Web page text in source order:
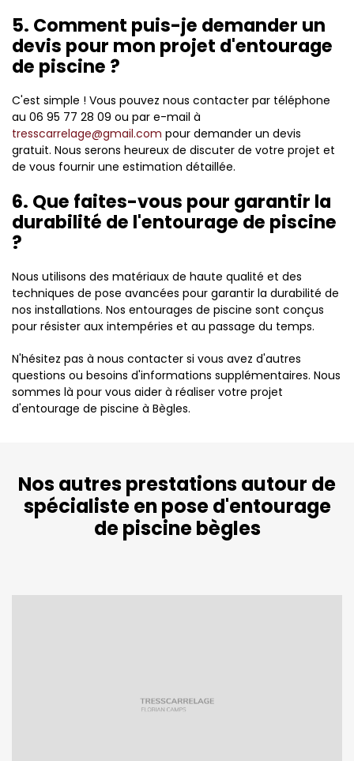
5. Comment puis-je demander un
devis pour mon projet d'entourage
de piscine ?
C'est simple ! Vous pouvez nous contacter par téléphone
au 06 95 77 28 09 ou par e-mail à
tresscarrelage@gmail.com pour demander un devis
gratuit. Nous serons heureux de discuter de votre projet et
de vous fournir une estimation détaillée.
6. Que faites-vous pour garantir la
durabilité de l'entourage de piscine
?
Nous utilisons des matériaux de haute qualité et des
techniques de pose avancées pour garantir la durabilité de
nos installations. Nos entourages de piscine sont conçus
pour résister aux intempéries et au passage du temps.
N'hésitez pas à nous contacter si vous avez d'autres
questions ou besoins d'informations supplémentaires. Nous
sommes là pour vous aider à réaliser votre projet
d'entourage de piscine à Bègles.
Nos autres prestations autour de
spécialiste en pose d'entourage
de piscine bègles